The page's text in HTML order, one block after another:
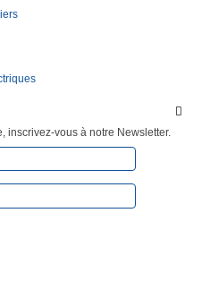

inscrivez-vous à notre Newsletter.